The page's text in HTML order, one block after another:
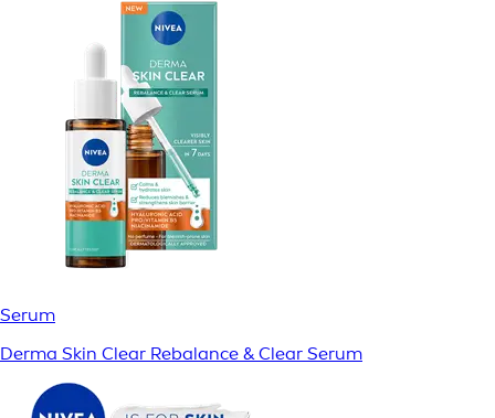
Serum
Derma Skin Clear Rebalance & Clear Serum